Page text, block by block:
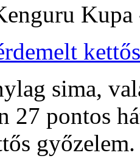
sima,
27 pontos
győzelem.